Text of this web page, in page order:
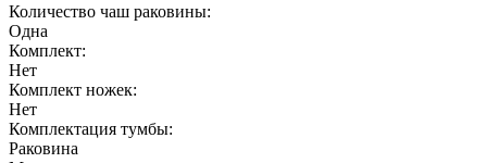
Количество чаш раковины:
Одна
Комплект:
Нет
Комплект ножек:
Нет
Комплектация тумбы:
Раковина